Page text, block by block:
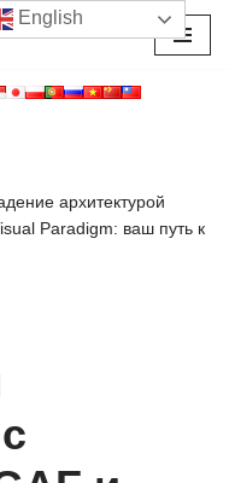
архитектурой
Paradigm: ваш путь к
English